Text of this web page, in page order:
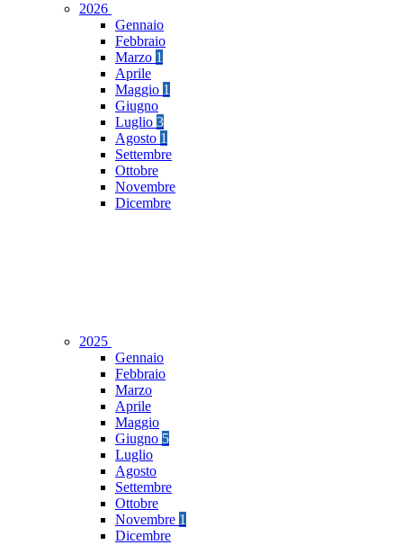
2026
Gennaio
Febbraio
Marzo 1
Aprile
Maggio 1
Giugno
Luglio 3
Agosto 1
Settembre
Ottobre
Novembre
Dicembre
2025
Gennaio
Febbraio
Marzo
Aprile
Maggio
Giugno 5
Luglio
Agosto
Settembre
Ottobre
Novembre 1
Dicembre